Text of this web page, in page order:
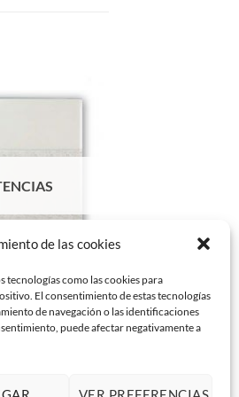
de las cookies
tecnologías como las cookies para
El consentimiento de estas tecnologías
de navegación o las identificaciones
puede afectar negativamente a
deseos
SKY66 30×30
ÁLBUM HOJA
IBIS Álbum